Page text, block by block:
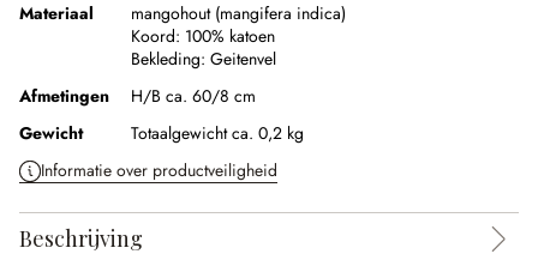
Materiaal
mangohout (mangifera indica)
Koord: 100% katoen
Bekleding: Geitenvel
Afmetingen
H/B ca. 60/8 cm
Gewicht
Totaalgewicht ca. 0,2 kg
Informatie over productveiligheid
Beschrijving